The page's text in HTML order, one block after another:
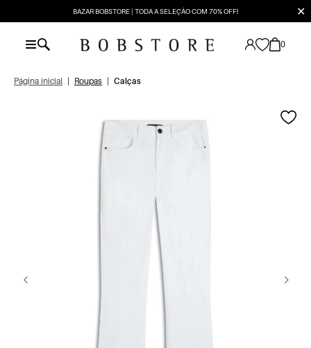
BAZAR BOBSTORE | TODA A SELEÇÃO COM 70% OFF! ✕
0
Página inicial Roupas Calças